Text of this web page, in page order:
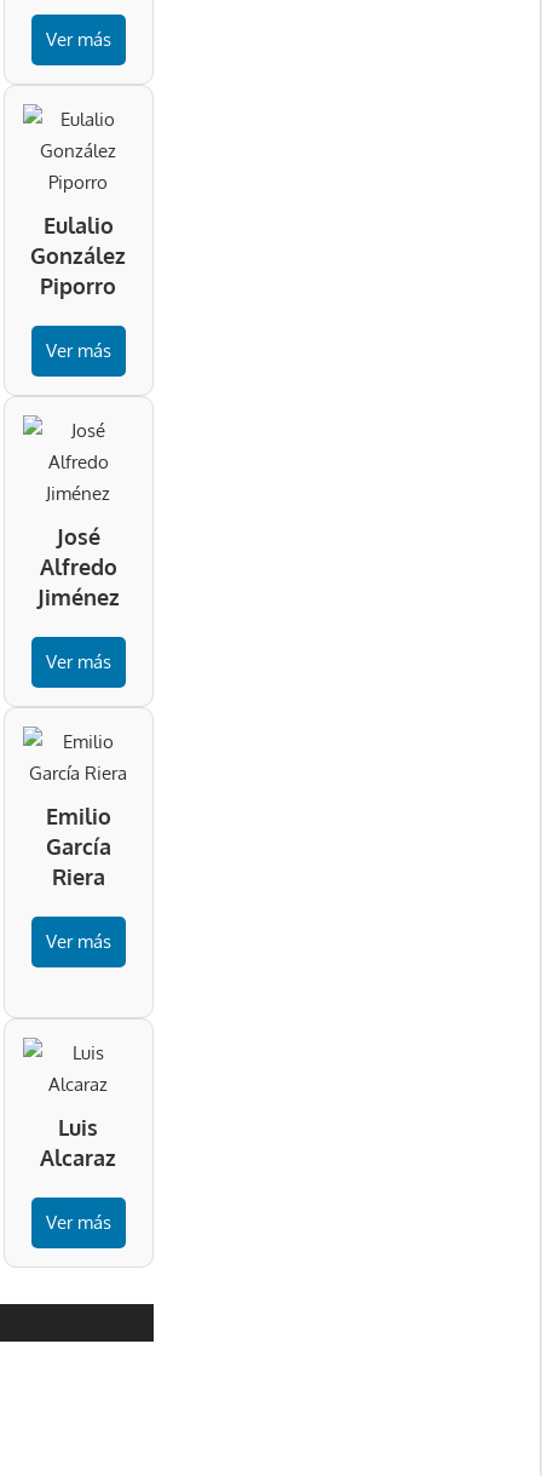
Ver más
Eulalio
González
Piporro
Ver más
José
Alfredo
Jiménez
Ver más
Emilio
García
Riera
Ver más
Luis
Alcaraz
Ver más